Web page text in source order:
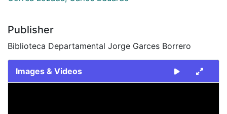
Publisher
Biblioteca Departamental Jorge Garces Borrero
Images & Videos